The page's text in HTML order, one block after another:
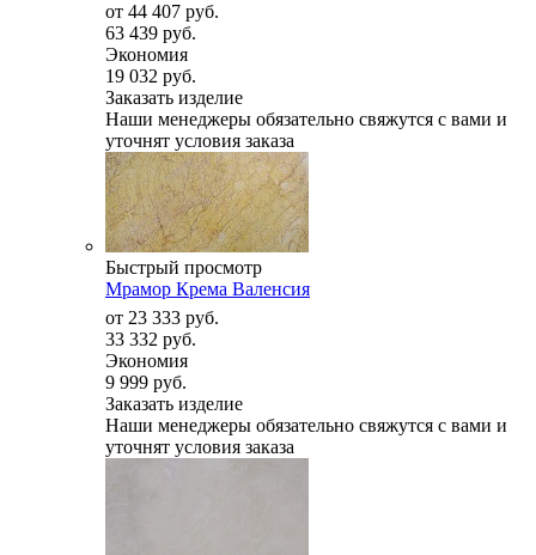
от 44 407 руб.
63 439 руб.
Экономия
19 032 руб.
Заказать изделие
Наши менеджеры обязательно свяжутся с вами и
уточнят условия заказа
Быстрый просмотр
Мрамор Крема Валенсия
от 23 333 руб.
33 332 руб.
Экономия
9 999 руб.
Заказать изделие
Наши менеджеры обязательно свяжутся с вами и
уточнят условия заказа